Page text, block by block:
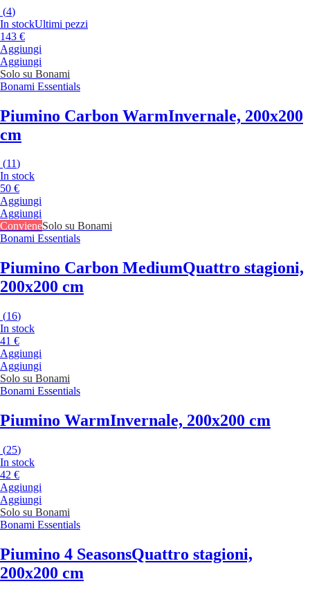
(4)
In stockUltimi pezzi
143 €
Aggiungi
Aggiungi
Solo su Bonami
Bonami Essentials
Piumino Carbon WarmInvernale, 200x200
cm
(11)
In stock
50 €
Aggiungi
Aggiungi
ConvieneSolo su Bonami
Bonami Essentials
Piumino Carbon MediumQuattro stagioni,
200x200 cm
(16)
In stock
41 €
Aggiungi
Aggiungi
Solo su Bonami
Bonami Essentials
Piumino WarmInvernale, 200x200 cm
(25)
In stock
42 €
Aggiungi
Aggiungi
Solo su Bonami
Bonami Essentials
Piumino 4 SeasonsQuattro stagioni,
200x200 cm